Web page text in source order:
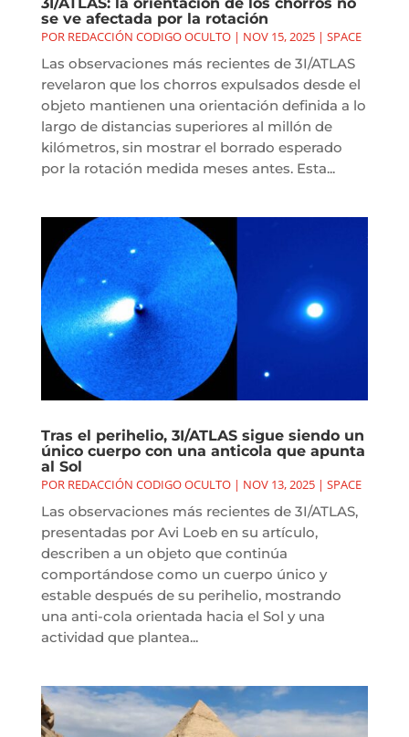
se ve afectada por la rotación
POR REDACCIÓN CODIGO OCULTO| NOV 15, 2025| SPACE
Las observaciones más recientes de 3I/ATLAS
revelaron que los chorros expulsados desde el
objeto mantienen una orientación definida a lo
largo de distancias superiores al millón de
kilómetros, sin mostrar el borrado esperado
por la rotación medida meses antes. Esta...
Tras el perihelio, 3I/ATLAS sigue siendo un
único cuerpo con una anticola que apunta
al Sol
POR REDACCIÓN CODIGO OCULTO| NOV 13, 2025| SPACE
Las observaciones más recientes de 3I/ATLAS,
presentadas por Avi Loeb en su artículo,
describen a un objeto que continúa
comportándose como un cuerpo único y
estable después de su perihelio, mostrando
una anti-cola orientada hacia el Sol y una
actividad que plantea...